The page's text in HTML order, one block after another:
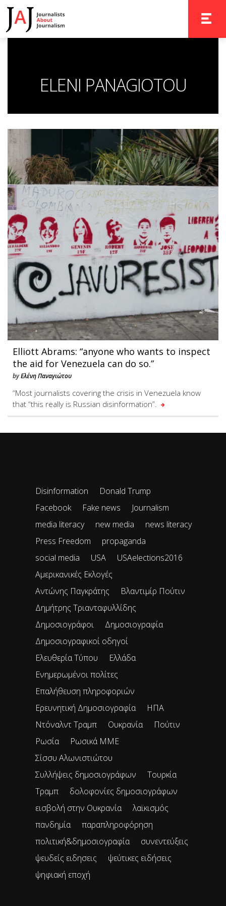
ELENI PANAGIOTOU
Elliott Abrams: “anyone who wants to inspect
the aid for Venezuela can do so.”
byΕλένη Παναγιώτου
“Most journalists covering the crisis in Venezuela know
that “this really is Russian disinformation”.
Disinformation
Donald Trump
Facebook
Fake news
Journalism
media literacy
new media
news literacy
Press Freedom
propaganda
social media
USA
USAelections2016
Αμερικανικές Εκλογές
Αντώνης Παγκράτης
Βλαντιμίρ Πούτιν
Δημήτρης Τριανταφυλλίδης
Δημοσιογράφοι
Δημοσιογραφία
Δημοσιογραφικοί οδηγοί
Ελευθερία Τύπου
Ελλάδα
Ενημερωμένοι πολίτες
Επαλήθευση πληροφοριών
Ερευνητική Δημοσιογραφία
ΗΠΑ
Ντόναλντ Τραμπ
Ουκρανία
Πούτιν
Ρωσία
Ρωσικά ΜΜΕ
Σίσσυ Αλωνιστιώτου
Συλλήψεις δημοσιογράφων
Τουρκία
Τραμπ
δολοφονίες δημοσιογράφων
εισβολή στην Ουκρανία
λαϊκισμός
πανδημία
παραπληροφόρηση
πολιτική&δημοσιογραφία
συνεντεύξεις
ψευδείς ειδησεις
ψεύτικες ειδήσεις
ψηφιακή εποχή